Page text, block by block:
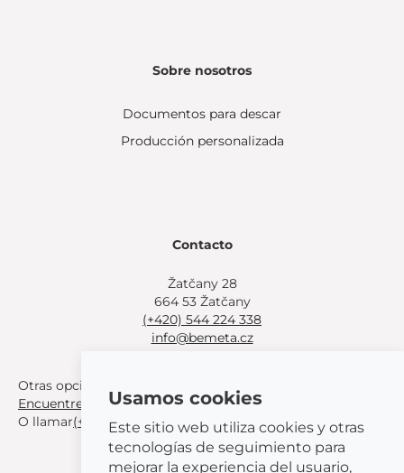
Sobre nosotros
Documentos para descar
Producción personalizada
Contacto
Žatčany 28
664 53 Žatčany
(+420) 544 224 338
info@bemeta.cz
Otras opciones de compra:
Encuentre un distribuidor cerca de usted
O llamar(+420) 544 224 338.
Usamos cookies
Este sitio web utiliza cookies y otras
tecnologías de seguimiento para
mejorar la experiencia del usuario,